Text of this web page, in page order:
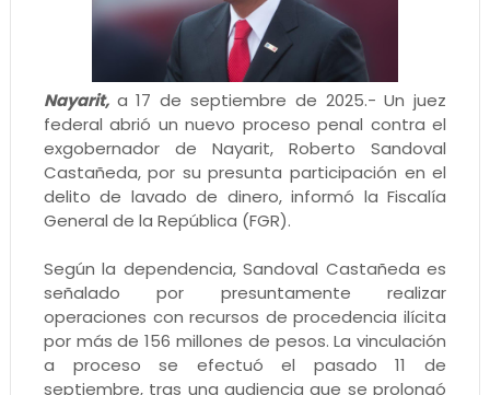
Nayarit, a 17 de septiembre de 2025.- Un juez
federal abrió un nuevo proceso penal contra el
exgobernador de Nayarit, Roberto Sandoval
Castañeda, por su presunta participación en el
delito de lavado de dinero, informó la Fiscalía
General de la República (FGR).
Según la dependencia, Sandoval Castañeda es
señalado por presuntamente realizar
operaciones con recursos de procedencia ilícita
por más de 156 millones de pesos. La vinculación
a proceso se efectuó el pasado 11 de
septiembre, tras una audiencia que se prolongó